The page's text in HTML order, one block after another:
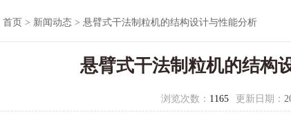
首页 > 新闻动态 > 悬臂式干法制粒机的结构设计与性能分析
悬臂式干法制粒机的结构
浏览次数： 1165 更新日期：